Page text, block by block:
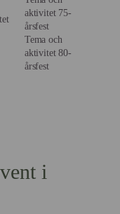
aktivitet 75-
årsfest
Tema och
aktivitet 80-
årsfest
i